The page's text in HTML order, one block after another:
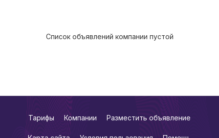
Список объявлений компании пустой
Тарифы Компании Разместить объявление